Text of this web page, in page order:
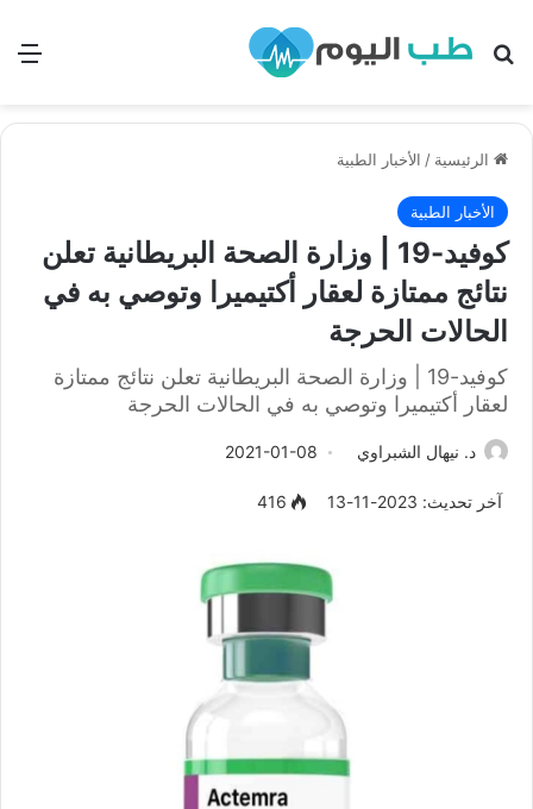
بحث
الرئيسية / الأخبار الطبية
الأخبار الطبية
كوفيد-19 | وزارة الصحة البريطانية تعلن
نتائج ممتازة لعقار أكتيميرا وتوصي به في
الحالات الحرجة
كوفيد-19 | وزارة الصحة البريطانية تعلن نتائج ممتازة
لعقار أكتيميرا وتوصي به في الحالات الحرجة
د. نيهال الشبراوي 2021-01-08
آخر تحديث: 2023-11-13 416